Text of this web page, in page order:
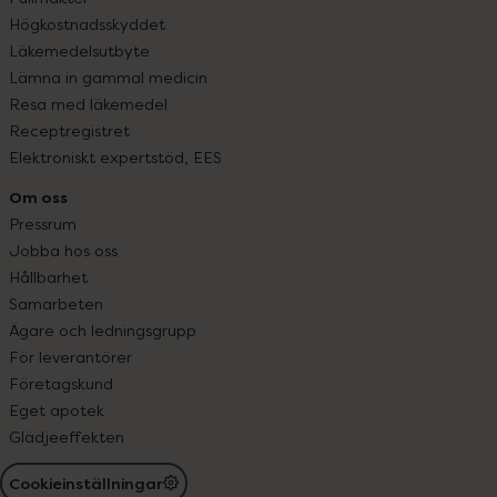
Högkostnadsskyddet
Läkemedelsutbyte
Lämna in gammal medicin
Resa med läkemedel
Receptregistret
Elektroniskt expertstöd, EES
Om oss
Pressrum
Jobba hos oss
Hållbarhet
Samarbeten
Ägare och ledningsgrupp
För leverantörer
Företagskund
Eget apotek
Glädjeeffekten
Cookieinställningar